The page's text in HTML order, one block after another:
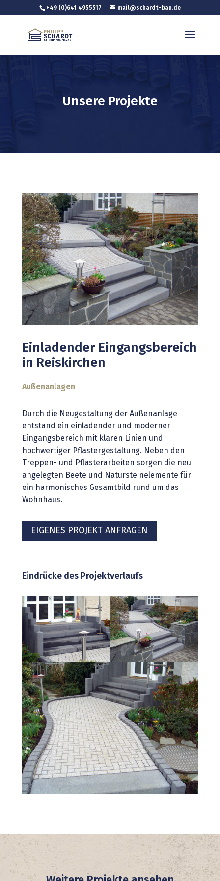
+49 (0)641 4955517 mail@schardt-bau.de
Unsere Projekte
Einladender Eingangsbereich
in Reiskirchen
Außenanlagen
Durch die Neugestaltung der Außenanlage
entstand ein einladender und moderner
Eingangsbereich mit klaren Linien und
hochwertiger Pflastergestaltung. Neben den
Treppen- und Pflasterarbeiten sorgen die neu
angelegten Beete und Natursteinelemente für
ein harmonisches Gesamtbild rund um das
Wohnhaus.
EIGENES PROJEKT ANFRAGEN
Eindrücke des Projektverlaufs